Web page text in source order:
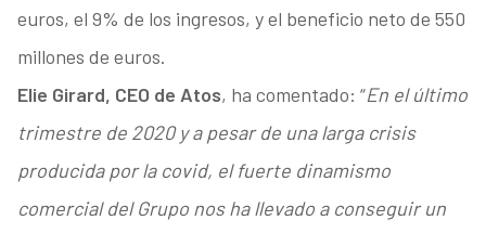
euros, el 9% de los ingresos, y el beneficio neto de 550
millones de euros.
Elie Girard, CEO de Atos, ha comentado: “En el último
trimestre de 2020 y a pesar de una larga crisis
producida por la covid, el fuerte dinamismo
comercial del Grupo nos ha llevado a conseguir un